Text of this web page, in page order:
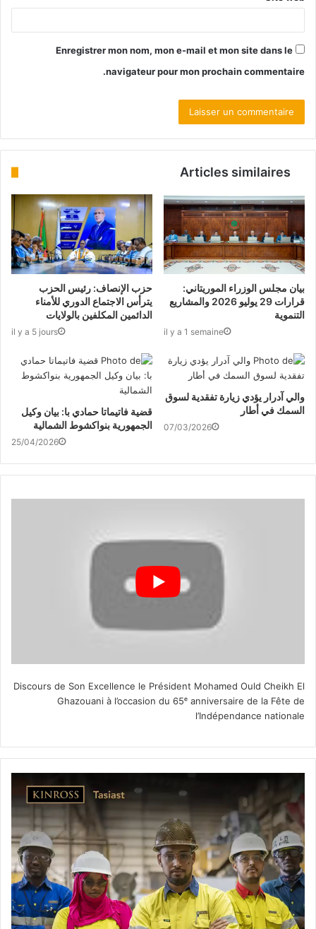
Enregistrer mon nom, mon e-mail et mon site dans le
navigateur pour mon prochain commentaire.
Articles similaires
حزب الإنصاف: رئيس الحزب
يترأس الاجتماع الدوري للأمناء
الدائمين المكلفين بالولايات
il y a 5 jours
بيان مجلس الوزراء الموريتاني:
قرارات 29 يوليو 2026 والمشاريع
التنموية
il y a 1 semaine
قضية فاتيماتا حمادي با: بيان وكيل
الجمهورية بنواكشوط الشمالية
25/04/2026
والي آدرار يؤدي زيارة تفقدية لسوق
السمك في أطار
07/03/2026
Discours de Son Excellence le Président Mohamed Ould Cheikh El
Ghazouani à l’occasion du 65ᵉ anniversaire de la Fête de
l’Indépendance nationale